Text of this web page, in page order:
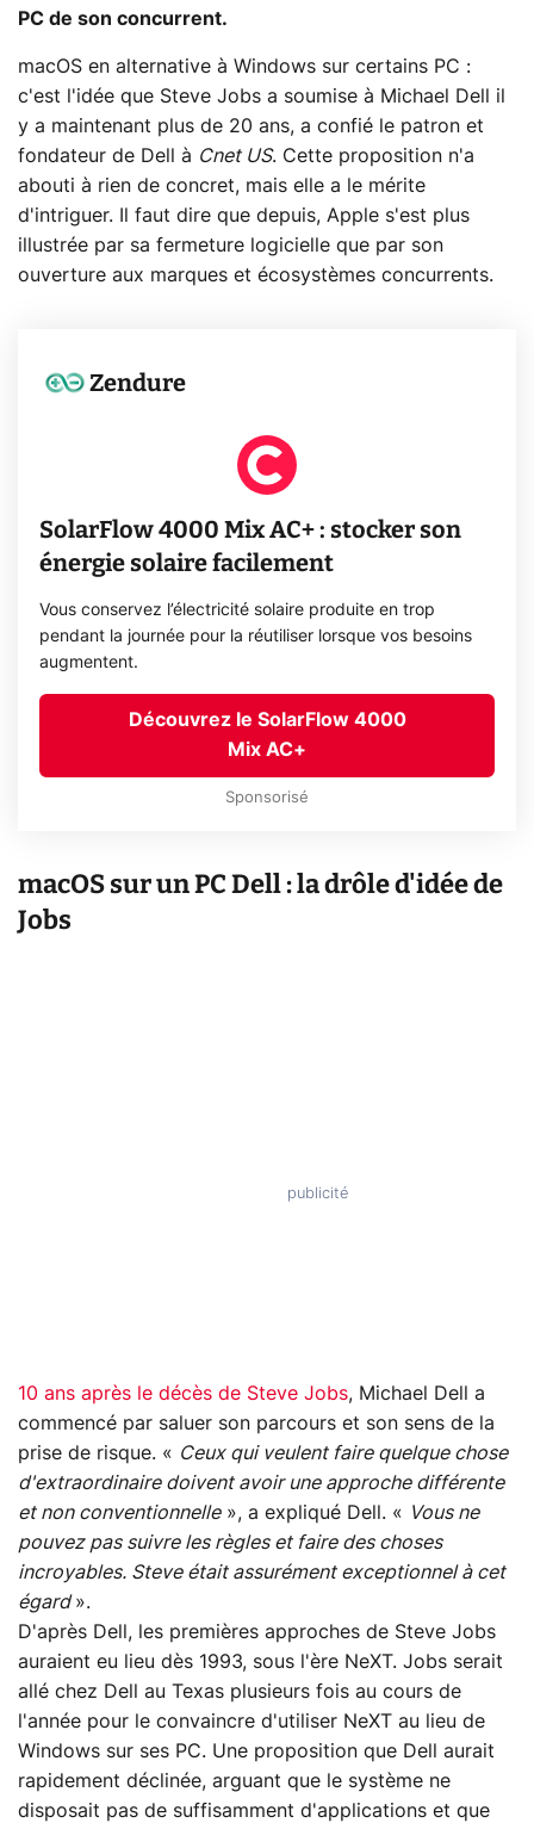
PC de son concurrent.
macOS en alternative à Windows sur certains PC :
c'est l'idée que Steve Jobs a soumise à Michael Dell il
y a maintenant plus de 20 ans, a confié le patron et
fondateur de Dell à Cnet US. Cette proposition n'a
abouti à rien de concret, mais elle a le mérite
d'intriguer. Il faut dire que depuis, Apple s'est plus
illustrée par sa fermeture logicielle que par son
ouverture aux marques et écosystèmes concurrents.
Zendure
SolarFlow 4000 Mix AC+ : stocker son
énergie solaire facilement
Vous conservez l’électricité solaire produite en trop
pendant la journée pour la réutiliser lorsque vos besoins
augmentent.
Découvrez le SolarFlow 4000
Mix AC+
Sponsorisé
macOS sur un PC Dell : la drôle d'idée de
Jobs
10 ans après le décès de Steve Jobs, Michael Dell a
commencé par saluer son parcours et son sens de la
prise de risque. « Ceux qui veulent faire quelque chose
d'extraordinaire doivent avoir une approche différente
et non conventionnelle», a expliqué Dell. « Vous ne
pouvez pas suivre les règles et faire des choses
incroyables. Steve était assurément exceptionnel à cet
égard».
D'après Dell, les premières approches de Steve Jobs
auraient eu lieu dès 1993, sous l'ère NeXT. Jobs serait
allé chez Dell au Texas plusieurs fois au cours de
l'année pour le convaincre d'utiliser NeXT au lieu de
Windows sur ses PC. Une proposition que Dell aurait
rapidement déclinée, arguant que le système ne
disposait pas de suffisamment d'applications et que